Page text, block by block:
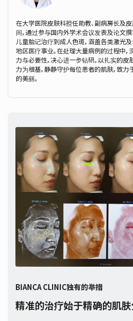
在大学医院皮肤科担任助教、副病房长及
间，通过参与国内外学术会议发表及论文
儿童胎记治疗到成人色斑，涵盖各类激光
地区医疗事业。在处理大量病例的过程中
力与必要性，决心进一步钻研。以扎实的
力为根基，静静守护每位患者的肌肤，致
的美丽。
BIANCA CLINIC独有的举措
精准的治疗始于精确的肌